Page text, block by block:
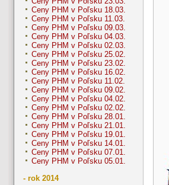
Ceny PHM v Poľsku 18.03.
Ceny PHM v Poľsku 11.03.
Ceny PHM v Poľsku 09.03.
Ceny PHM v Poľsku 04.03.
Ceny PHM v Poľsku 02.03.
Ceny PHM v Poľsku 25.02.
Ceny PHM v Poľsku 23.02.
Ceny PHM v Poľsku 16.02.
Ceny PHM v Poľsku 11.02.
Ceny PHM v Poľsku 09.02.
Ceny PHM v Poľsku 04.02.
Ceny PHM v Poľsku 02.02.
Ceny PHM v Poľsku 28.01.
Ceny PHM v Poľsku 21.01.
Ceny PHM v Poľsku 19.01.
Ceny PHM v Poľsku 14.01.
Ceny PHM v Poľsku 07.01.
Ceny PHM v Poľsku 05.01.
- rok 2014